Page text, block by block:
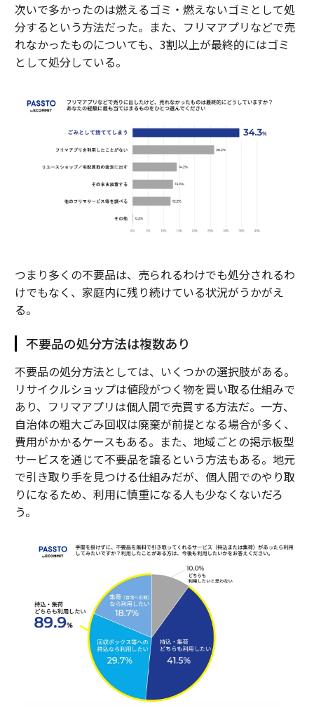
次いで多かったのは燃えるゴミ・燃えないゴミとして処
分するという方法だった。また、フリマアプリなどで売
れなかったものについても、3割以上が最終的にはゴミ
として処分している。
つまり多くの不要品は、売られるわけでも処分されるわ
けでもなく、家庭内に残り続けている状況がうかがえ
る。
不要品の処分方法は複数あり
不要品の処分方法としては、いくつかの選択肢がある。
リサイクルショップは値段がつく物を買い取る仕組みで
あり、フリマアプリは個人間で売買する方法だ。一方、
自治体の粗大ごみ回収は廃棄が前提となる場合が多く、
費用がかかるケースもある。また、地域ごとの掲示板型
サービスを通じて不要品を譲るという方法もある。地元
で引き取り手を見つける仕組みだが、個人間でのやり取
りになるため、利用に慎重になる人も少なくないだろ
う。